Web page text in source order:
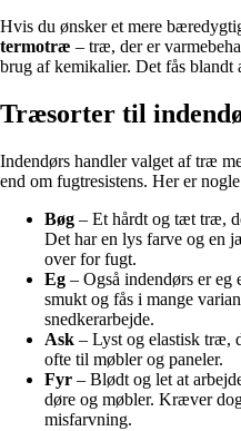
Hvis du ønsker et mere
termotræ – træ, der er
brug af kemikalier. Det fås blandt
Træsorter til
Indendørs handler valget af træ
end om fugtresistens. Her er
Bøg – Et hårdt og tæt træ,
Det har en lys farve og en
over for fugt.
Eg – Også indendørs er
smukt og fås i mange
snedkerarbejde.
Ask – Lyst og elastisk træ,
ofte til møbler og paneler.
Fyr – Blødt og let at
døre og møbler. Kræver
misfarvning.